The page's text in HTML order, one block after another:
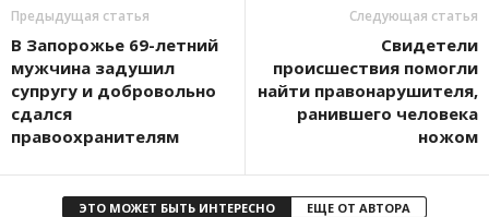
Предыдущая статья
В Запорожье 69-летний
мужчина задушил
супругу и добровольно
сдался
правоохранителям
Следующая статья
Свидетели
происшествия помогли
найти правонарушителя,
ранившего человека
ножом
ЭТО МОЖЕТ БЫТЬ ИНТЕРЕСНО ЕЩЕ ОТ АВТОРА